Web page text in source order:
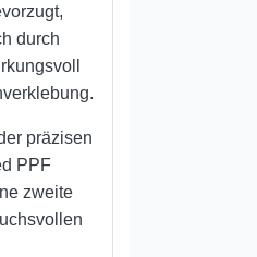
durch
präzisen
PPF
zweite